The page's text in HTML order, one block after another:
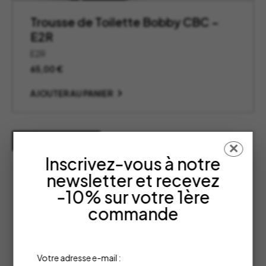
Trousse de Toilette Bobby CBC –
E2R
65,00€
AJOUTER AU PANIER
Inscrivez-vous à notre
newsletter et recevez
-10% sur votre 1ère
commande
Votre adresse e-mail :
✕